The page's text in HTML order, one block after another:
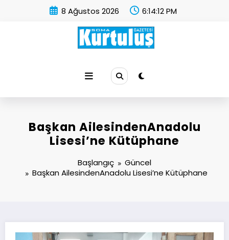
8 Ağustos 2026 6:14:13 PM
Başkan AilesindenAnadolu
Lisesi’ne Kütüphane
Başlangıç
Güncel
Başkan AilesindenAnadolu Lisesi’ne Kütüphane